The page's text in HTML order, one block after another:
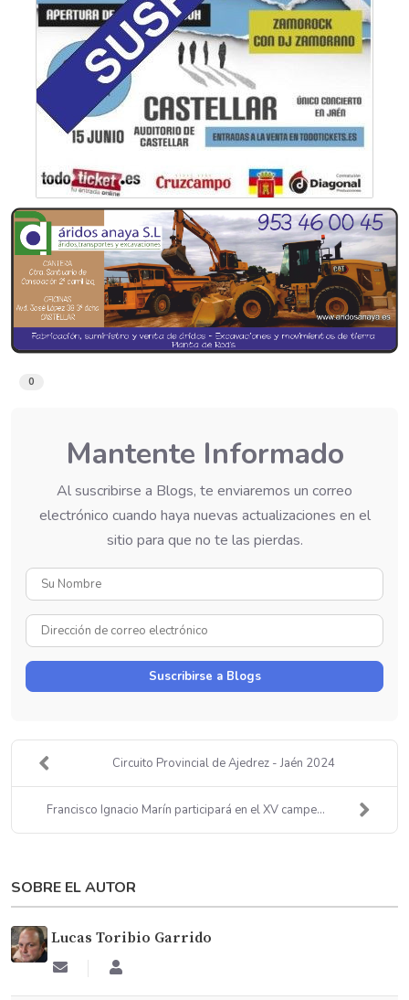
0
Mantente Informado
Al suscribirse a Blogs, te enviaremos un correo
electrónico cuando haya nuevas actualizaciones en el
sitio para que no te las pierdas.
Nombre
Dirección
de
correo
Suscribirse a Blogs
Circuito Provincial de Ajedrez - Jaén 2024
Francisco Ignacio Marín participará en el XV campe...
SOBRE EL AUTOR
Lucas Toribio Garrido
Suscribirse